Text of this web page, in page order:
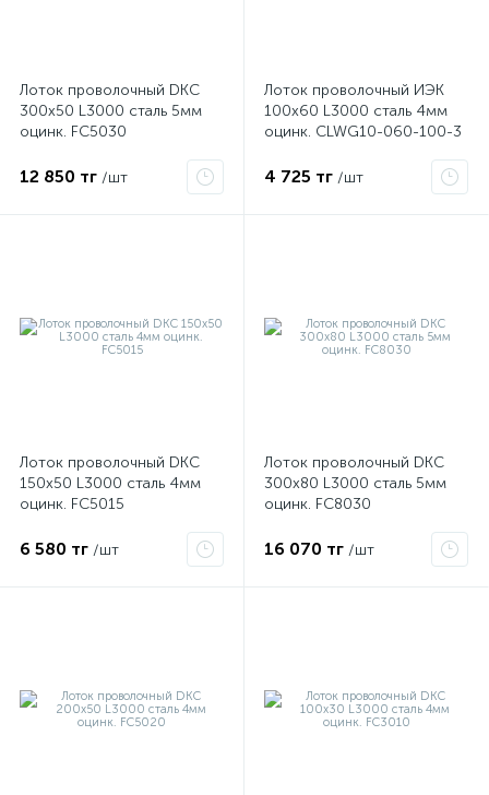
Лоток проволочный DKC
300х50 L3000 сталь 5мм
оцинк. FC5030
12 850 тг /шт
Лоток проволочный ИЭК
100х60 L3000 сталь 4мм
оцинк. CLWG10-060-100-3
4 725 тг /шт
Лоток проволочный DKC
150х50 L3000 сталь 4мм
оцинк. FC5015
6 580 тг /шт
Лоток проволочный DKC
300х80 L3000 сталь 5мм
оцинк. FC8030
16 070 тг /шт